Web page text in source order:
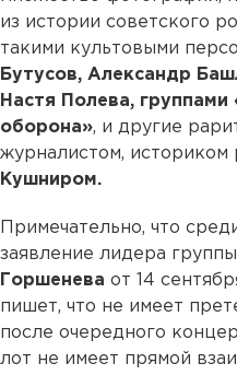
из истории советского
такими культовыми
Бутусов, Александр
Настя Полева,
оборона», и другие
журналистом, историком
Кушниром.
Примечательно, что
заявление лидера
Горшенева от 14
пишет, что не имеет
после очередного
лот не имеет прямой